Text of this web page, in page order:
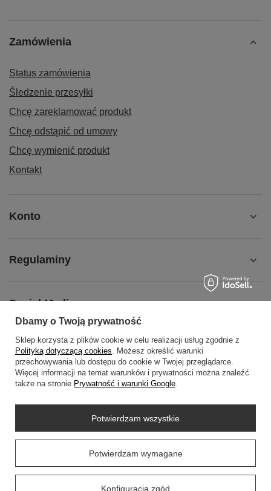
Zamówienia
Status zamówienia
Śledzenie przesyłki
Chcę zareklamować produkt
Chcę odstąpić od umowy
Chcę wymienić produkt
Kontakt
Konto
Regulaminy
Social Media
O NAS
wowbag2024@gmail.com
W sklepie prezentujemy ceny brutto (z VAT).
Dbamy o Twoją prywatność
Sklep korzysta z plików cookie w celu realizacji usług zgodnie z
Polityką dotyczącą cookies. Możesz określić warunki
przechowywania lub dostępu do cookie w Twojej przeglądarce.
Więcej informacji na temat warunków i prywatności można znaleźć
także na stronie Prywatność i warunki Google.
Potwierdzam wymagane
Konfiguracja zgód
Potwierdzam wszystkie